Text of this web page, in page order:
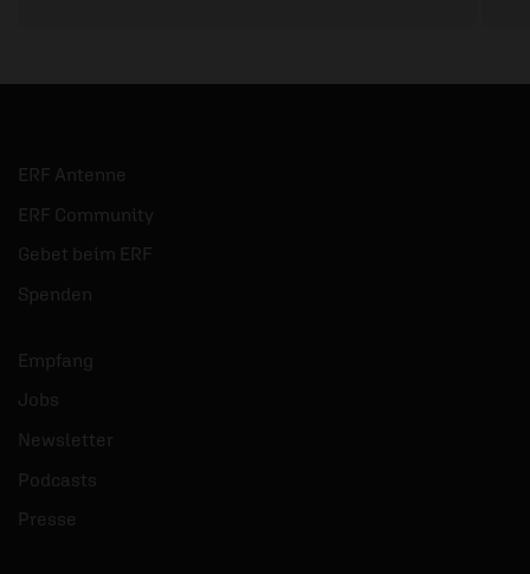
ERF Antenne
ERF Community
Gebet beim ERF
Spenden
Empfang
Jobs
Newsletter
Podcasts
Presse